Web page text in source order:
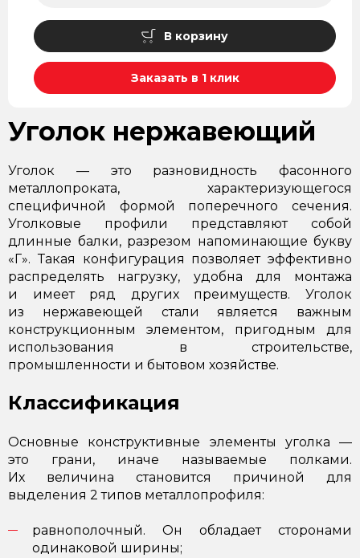
В корзину
Заказать в 1 клик
Уголок нержавеющий
Уголок — это разновидность фасонного
металлопроката, характеризующегося
специфичной формой поперечного сечения.
Уголковые профили представляют собой
длинные балки, разрезом напоминающие букву
«Г». Такая конфигурация позволяет эффективно
распределять нагрузку, удобна для монтажа
и имеет ряд других преимуществ. Уголок
из нержавеющей стали является важным
конструкционным элементом, пригодным для
использования в строительстве,
промышленности и бытовом хозяйстве.
Классификация
Основные конструктивные элементы уголка —
это грани, иначе называемые полками.
Их величина становится причиной для
выделения 2 типов металлопрофиля:
равнополочный. Он обладает сторонами
одинаковой ширины;